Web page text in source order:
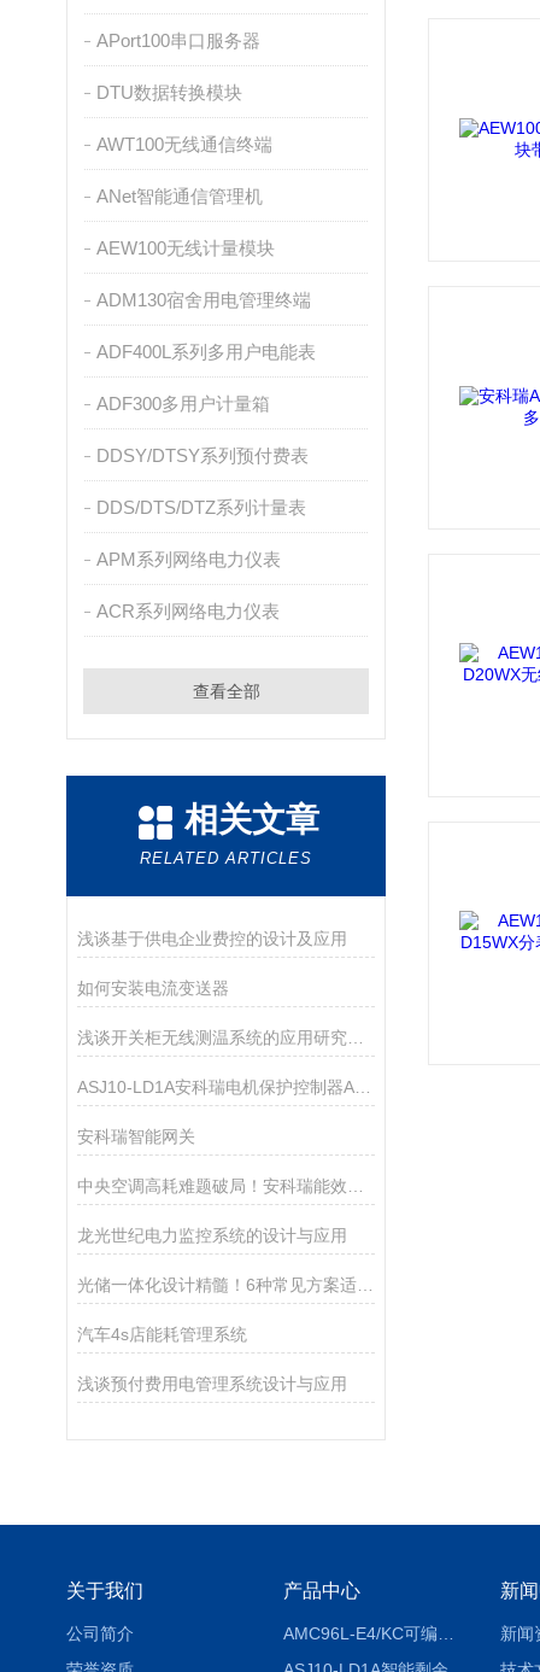
APort100串口服务器
DTU数据转换模块
AWT100无线通信终端
ANet智能通信管理机
AEW100无线计量模块
ADM130宿舍用电管理终端
ADF400L系列多用户电能表
ADF300多用户计量箱
DDSY/DTSY系列预付费表
DDS/DTS/DTZ系列计量表
APM系列网络电力仪表
ACR系列网络电力仪表
查看全部
相关文章
RELATED ARTICLES
浅谈基于供电企业费控的设计及应用
如何安装电流变送器
ASJ10-LD1A安科瑞电机保护控制器AC380V
安科瑞智能网关
龙光世纪电力监控系统的设计与应用
光储一体化设计精髓！6种常见方案适配不同应用场景
汽车4s店能耗管理系统
浅谈预付费用电管理系统设计与应用
关于我们
公司简介
产品中心 新
新闻